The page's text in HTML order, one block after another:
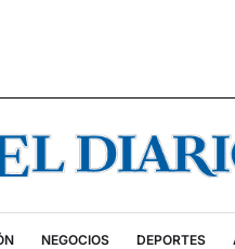
NEGOCIOS DEPORTES